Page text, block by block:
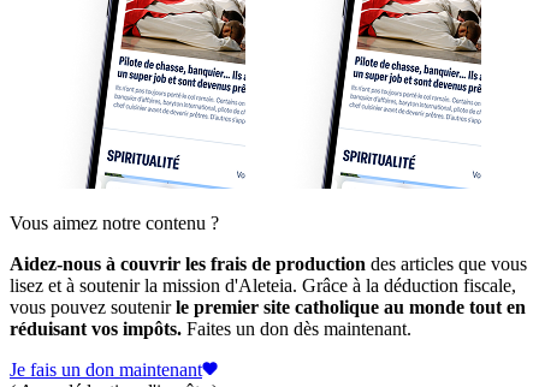
Vous aimez notre contenu ?
Aidez-nous à couvrir les frais de production des articles que vous
lisez et à soutenir la mission d'Aleteia. Grâce à la déduction fiscale,
vous pouvez soutenirle premier site catholique au monde tout en
réduisant vos impôts. Faites un don dès maintenant.
Je fais un don maintenant